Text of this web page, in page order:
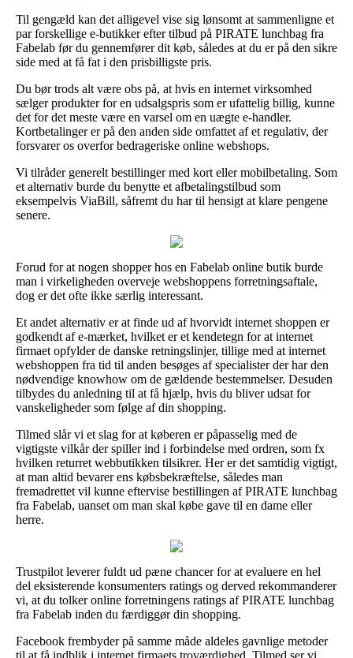
Til gengæld kan det alligevel vise sig lønsomt at sammenligne et
par forskellige e-butikker efter tilbud på PIRATE lunchbag fra
Fabelab før du gennemfører dit køb, således at du er på den sikre
side med at få fat i den prisbilligste pris.
Du bør trods alt være obs på, at hvis en internet virksomhed
sælger produkter for en udsalgspris som er ufattelig billig, kunne
det for det meste være en varsel om en uægte e-handler.
Kortbetalinger er på den anden side omfattet af et regulativ, der
forsvarer os overfor bedrageriske online webshops.
Vi tilråder generelt bestillinger med kort eller mobilbetaling. Som
et alternativ burde du benytte et afbetalingstilbud som
eksempelvis ViaBill, såfremt du har til hensigt at klare pengene
senere.
Forud for at nogen shopper hos en Fabelab online butik burde
man i virkeligheden overveje webshoppens forretningsaftale,
dog er det ofte ikke særlig interessant.
Et andet alternativ er at finde ud af hvorvidt internet shoppen er
godkendt af e-mærket, hvilket er et kendetegn for at internet
firmaet opfylder de danske retningslinjer, tillige med at internet
webshoppen fra tid til anden besøges af specialister der har den
nødvendige knowhow om de gældende bestemmelser. Desuden
tilbydes du anledning til at få hjælp, hvis du bliver udsat for
vanskeligheder som følge af din shopping.
Tilmed slår vi et slag for at køberen er påpasselig med de
vigtigste vilkår der spiller ind i forbindelse med ordren, som fx
hvilken returret webbutikken tilsikrer. Her er det samtidig vigtigt,
at man altid bevarer ens købsbekræftelse, således man
fremadrettet vil kunne eftervise bestillingen af PIRATE lunchbag
fra Fabelab, uanset om man skal købe gave til en dame eller
herre.
Trustpilot leverer fuldt ud pæne chancer for at evaluere en hel
del eksisterende konsumenters ratings og derved rekommanderer
vi, at du tolker online forretningens ratings af PIRATE lunchbag
fra Fabelab inden du færdiggør din shopping.
Facebook frembyder på samme måde aldeles gavnlige metoder
til at få indblik i internet firmaets troværdighed. Tilmed ser vi